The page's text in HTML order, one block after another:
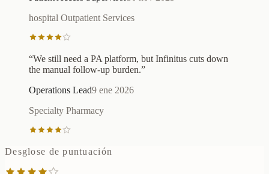
hospital Outpatient Services
“We still need a PA platform, but Infinitus cuts down
the manual follow-up burden.”
Operations Lead9 ene 2026
Specialty Pharmacy
Desglose de puntuación